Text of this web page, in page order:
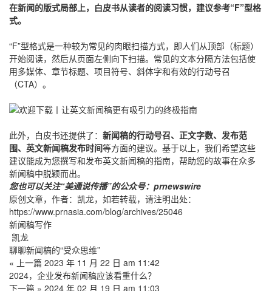
在新闻的版式局部上，白皮书从读者的阅读习惯，建议参考“F”型格
式。
“F”型格式是一种较为常见的肉眼扫描方式，即人们从顶部（标题）
开始阅读，然后从页面左侧向下扫描。常见的文本分隔方法包括使
用多媒体、章节标题、项目符号、斜体字和有效的行动号召
（CTA）。
此外，白皮书还提供了： 新闻稿的行动号召、正文字数、发布范
围、英文新闻稿发布时间等方面的建议。基于以上，我们希望这些
建议能成为您撰写和发布英文新闻稿的指南，帮助您的故事在众多
新闻稿中脱颖而出。
您也可以关注“美通说传播”的公众号：prnewswire
原创文章，作者：凯龙，如若转载，请注明出处：
https://www.prnasia.com/blog/archives/25046
新闻稿写作
凯龙
聊聊新闻稿的“受众思维”
« 上一篇 2023 年 11 月 22 日 am 11:42
2024，企业发布新闻稿应该看重什么？
下一篇 » 2024 年 02 月 19 日 am 11:03